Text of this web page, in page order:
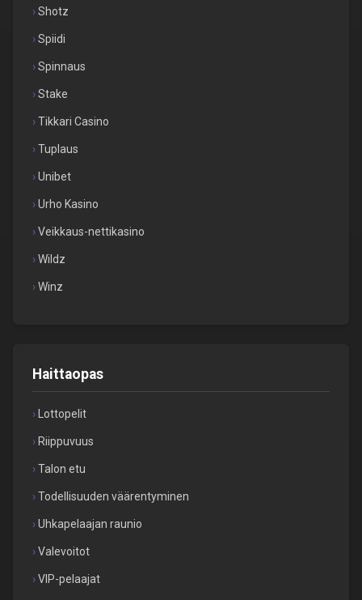
Shotz
Spiidi
Spinnaus
Stake
Tikkari Casino
Tuplaus
Unibet
Urho Kasino
Veikkaus-nettikasino
Wildz
Winz
Haittaopas
Lottopelit
Riippuvuus
Talon etu
Todellisuuden väärentyminen
Uhkapelaajan raunio
Valevoitot
VIP-pelaajat